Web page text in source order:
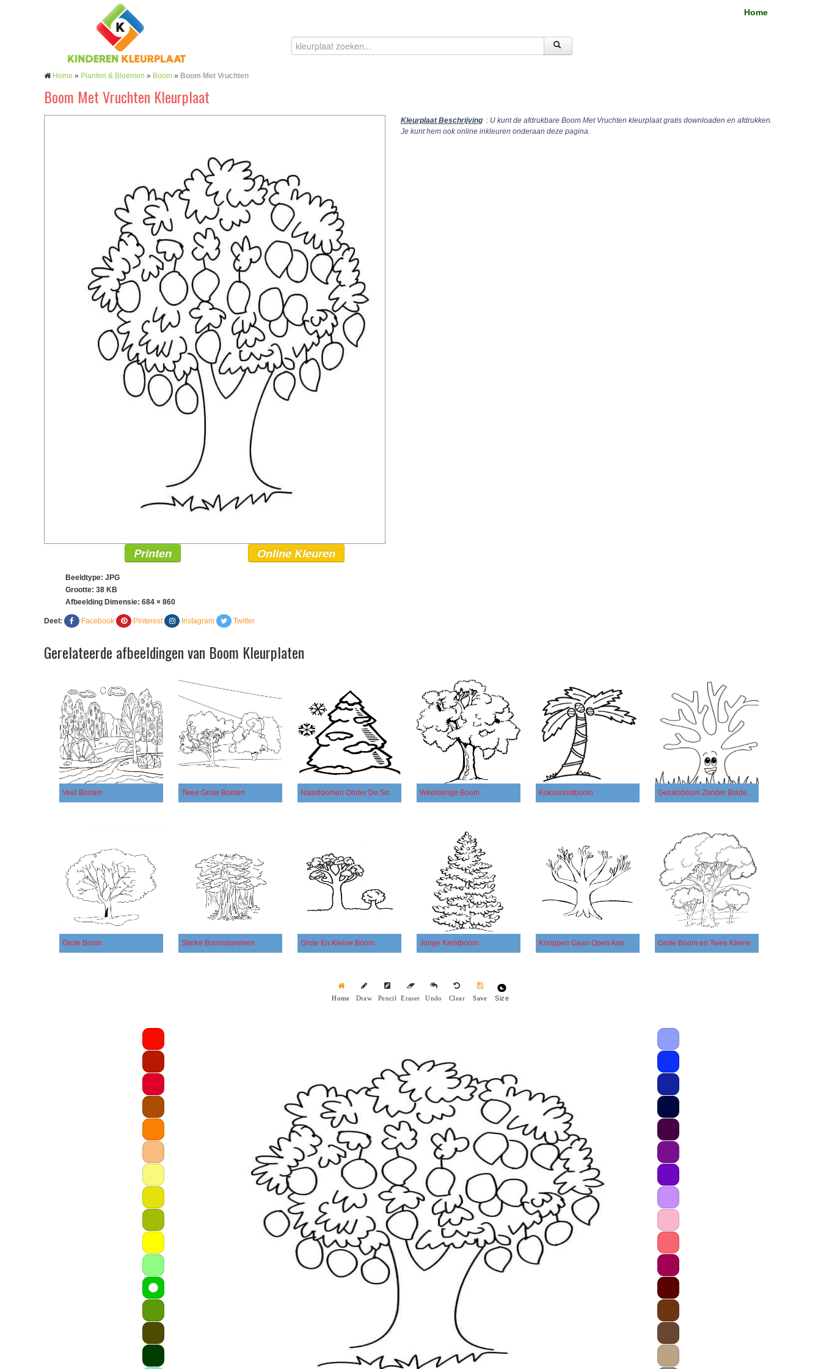
Home
Home » Planten & Bloemen » Boom » Boom Met Vruchten
Boom Met Vruchten Kleurplaat
Kleurplaat Beschrijving : U kunt de afdrukbare Boom Met Vruchten kleurplaat gratis downloaden en afdrukken.
Je kunt hem ook online inkleuren onderaan deze pagina.
Printen Online Kleuren
Beeldtype: JPG
Grootte: 38 KB
Afbeelding Dimensie: 684 × 860
Deel: Facebook Pinterest Instagram Twitter
Gerelateerde afbeeldingen van Boom Kleurplaten
Veel Bomen Twee Grote Bomen Naaldbomen Onder De Sneeuw Weelderige Boom Kokosnootboom Geluksboom Zonder Bladeren
Grote Boom Sterke Boomstammen Grote En Kleine Boom Jonge Kerstboom Knoppen Gaan Open Aan De Boom Grote Boom en Twee Kleine
Home Draw Pencil Eraser Undo Clear Save Size